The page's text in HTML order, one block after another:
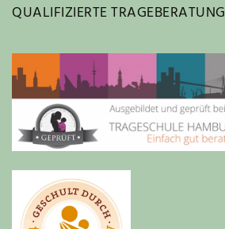
QUALIFIZIERTE TRAGEBERATUNG